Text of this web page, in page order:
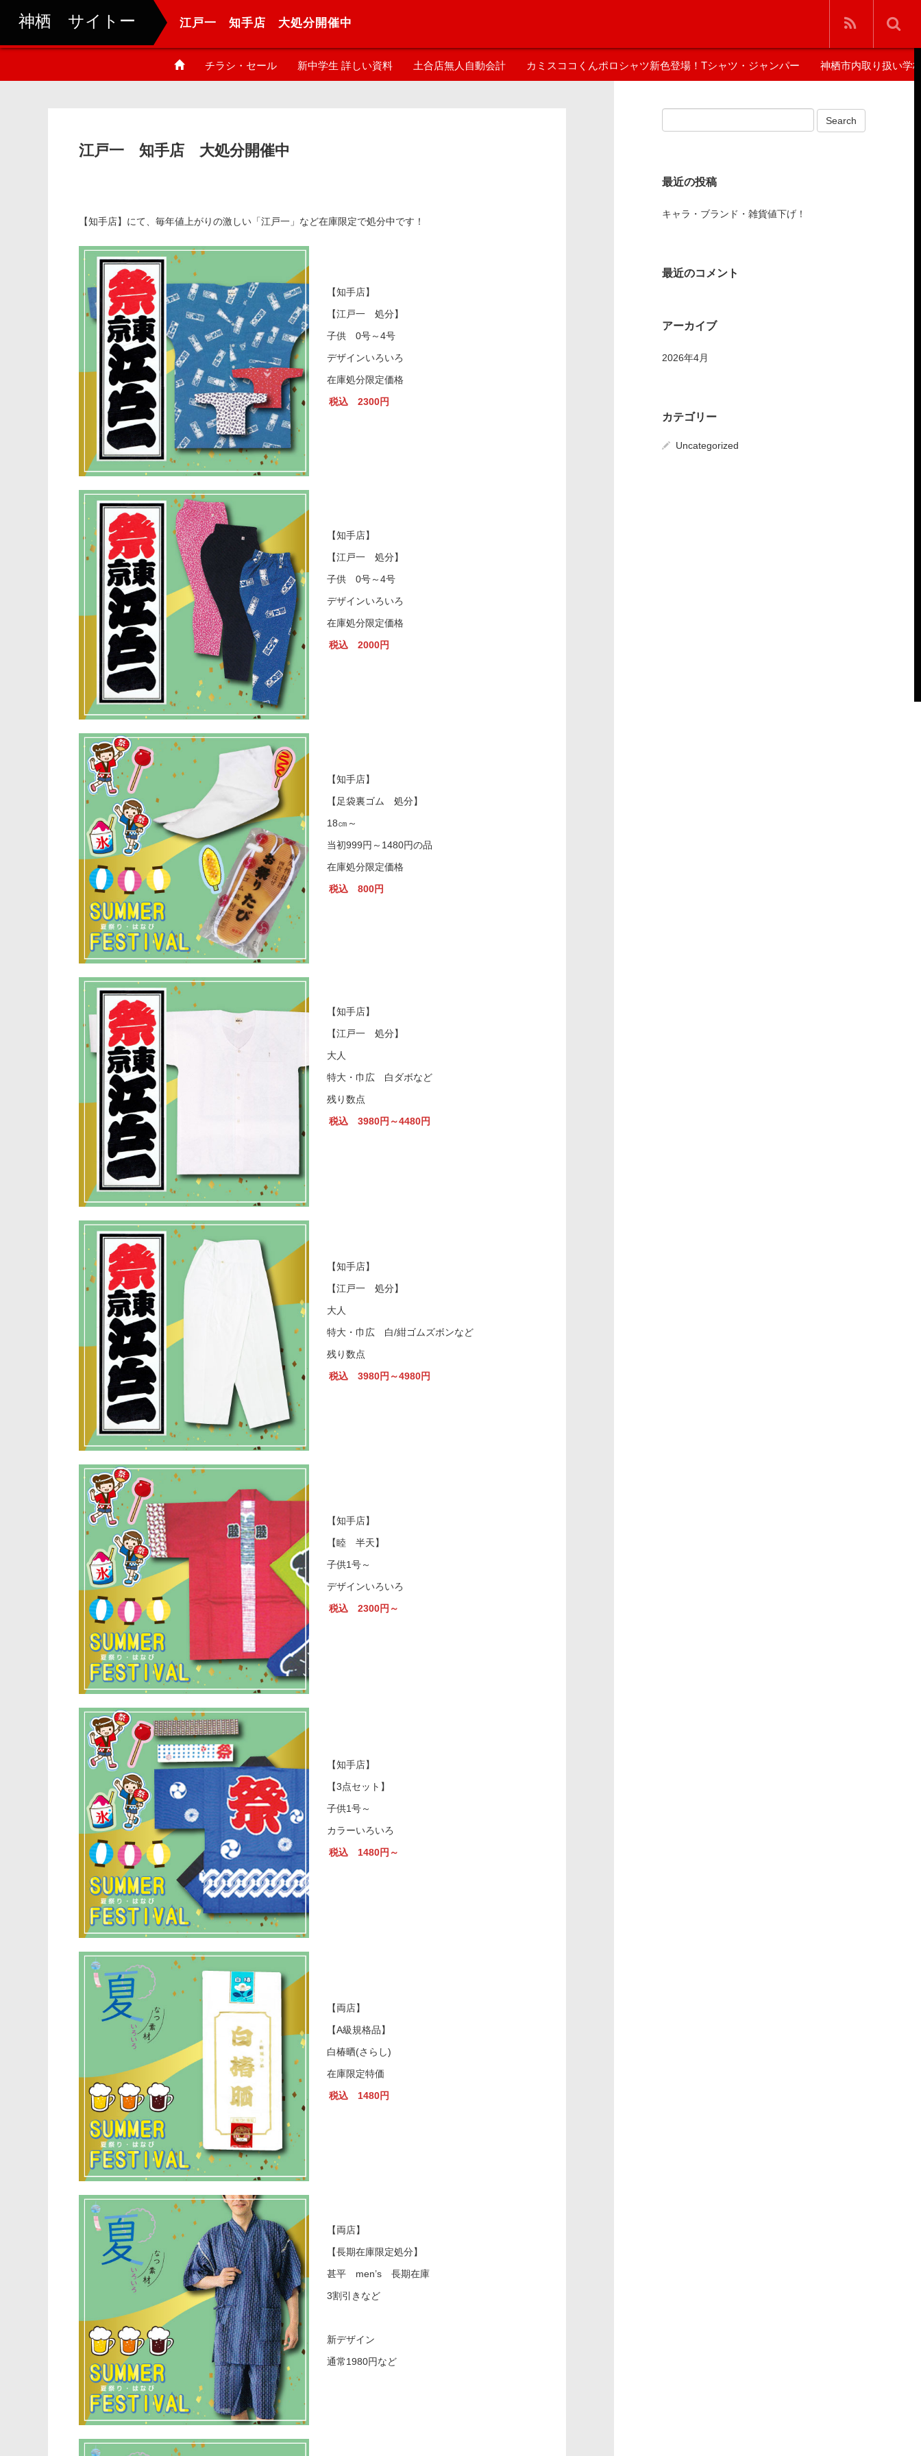
神栖 サイトー 江戸一 知手店 大処分開催中
チラシ・セール 新中学生 詳しい資料 土合店無人自動会計 カミスココくんポロシャツ新色登場！Tシャツ・ジャンパー 神栖市内取り扱い学
江戸一 知手店 大処分開催中
【知手店】にて、毎年値上がりの激しい「江戸一」など在庫限定で処分中です！
【知手店】
【江戸一 処分】
子供 0号～4号
デザインいろいろ
在庫処分限定価格
税込 2300円
【知手店】
【江戸一 処分】
子供 0号～4号
デザインいろいろ
在庫処分限定価格
税込 2000円
【知手店】
【足袋裏ゴム 処分】
18㎝～
当初999円～1480円の品
在庫処分限定価格
税込 800円
【知手店】
【江戸一 処分】
大人
特大・巾広 白ダボなど
残り数点
税込 3980円～4480円
【知手店】
【江戸一 処分】
大人
特大・巾広 白/紺ゴムズボンなど
残り数点
税込 3980円～4980円
【知手店】
【睦 半天】
子供1号～
デザインいろいろ
税込 2300円～
【知手店】
【3点セット】
子供1号～
カラーいろいろ
税込 1480円～
【両店】
【A級規格品】
白椿晒(さらし)
在庫限定特価
税込 1480円
【両店】
【長期在庫限定処分】
甚平 men’s 長期在庫
3割引きなど
新デザイン
通常1980円など
最近の投稿
キャラ・ブランド・雑貨値下げ！
最近のコメント
アーカイブ
2026年4月
カテゴリー
Uncategorized